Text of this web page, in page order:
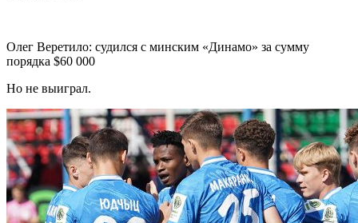
Олег Веретило: судился с минским «Динамо» за сумму
порядка $60 000
Но не выиграл.